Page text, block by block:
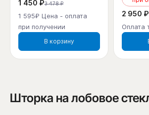
1 450 ₽3 478 ₽
1 595₽ Цена - оплата
при получении
В корзину
2 950 ₽
Оплата
Шторка на лобовое